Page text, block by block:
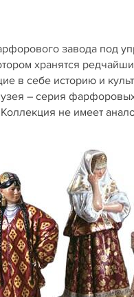
завода под
хранятся
в себе историю и
– серия
не имеет